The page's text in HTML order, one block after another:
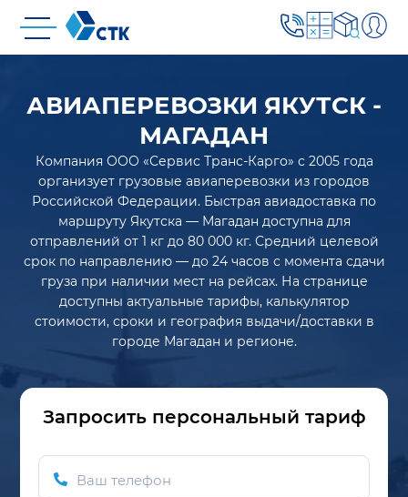
АВИАПЕРЕВОЗКИ ЯКУТСК -
МАГАДАН
Компания ООО «Сервис Транс-Карго» с 2005 года
организует грузовые авиаперевозки из городов
Российской Федерации. Быстрая авиадоставка по
маршруту Якутска — Магадан доступна для
отправлений от 1 кг до 80 000 кг. Средний целевой
срок по направлению — до 24 часов с момента сдачи
груза при наличии мест на рейсах. На странице
доступны актуальные тарифы, калькулятор
стоимости, сроки и география выдачи/доставки в
городе Магадан и регионе.
Запросить персональный тариф
Ваш телефон